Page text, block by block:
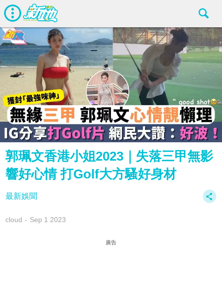
郭珮文香港小姐2023｜失落三甲無影
響好心情 打Golf大方騷好身材
最新娛聞
cloud Sep 1 2023
廣告